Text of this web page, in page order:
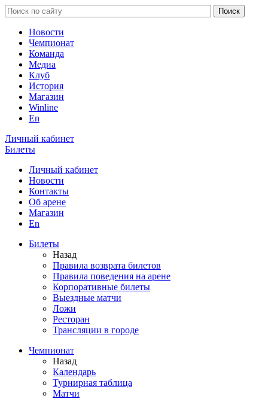
Новости
Чемпионат
Команда
Медиа
Клуб
История
Магазин
Winline
En
Личный кабинет
Билеты
Личный кабинет
Новости
Контакты
Об арене
Магазин
En
Билеты
Назад
Правила возврата билетов
Правила поведения на арене
Корпоративные билеты
Выездные матчи
Ложи
Ресторан
Трансляции в городе
Чемпионат
Назад
Календарь
Турнирная таблица
Матчи